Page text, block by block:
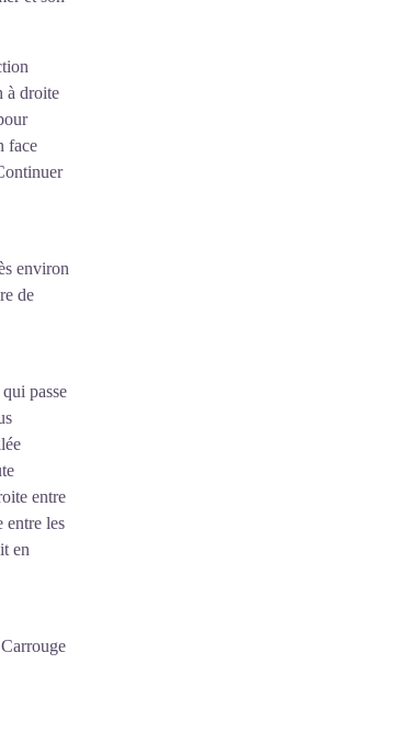
à droite
face
environ
de
passe
entre
entre les
en